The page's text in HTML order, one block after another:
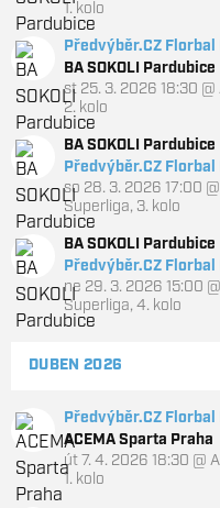
1. kolo
Předvýběr.CZ Florbal
BA SOKOLI Pardubice
st 25. 3. 2026 18:30 @
2. kolo
BA SOKOLI Pardubice
Předvýběr.CZ Florbal
so 28. 3. 2026 17:00 @
Superliga, 3. kolo
BA SOKOLI Pardubice
Předvýběr.CZ Florbal
ne 29. 3. 2026 15:00 @
Superliga, 4. kolo
DUBEN 2026
Předvýběr.CZ Florbal
ACEMA Sparta Praha
út 7. 4. 2026 18:30 @
1. kolo